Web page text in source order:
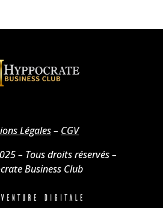
Légales– CGV
– Tous droits réservés –
Business Club